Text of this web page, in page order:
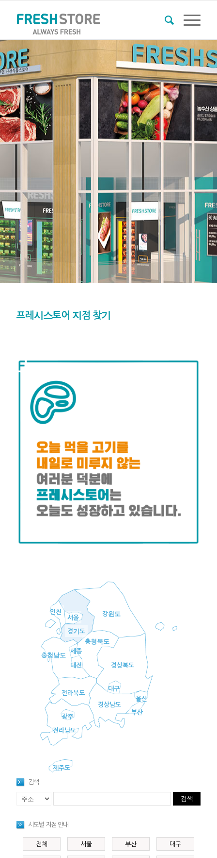
프레시스토어 지점 찾기
인천
서울
경기도
강원도
충청북도
충청남도
세종
대전
경상북도
전라북도
대구
울산
경상남도
전라남도
광주
부산
제주도
검색
검색
시도별 지점 안내
전체 서울 부산 대구